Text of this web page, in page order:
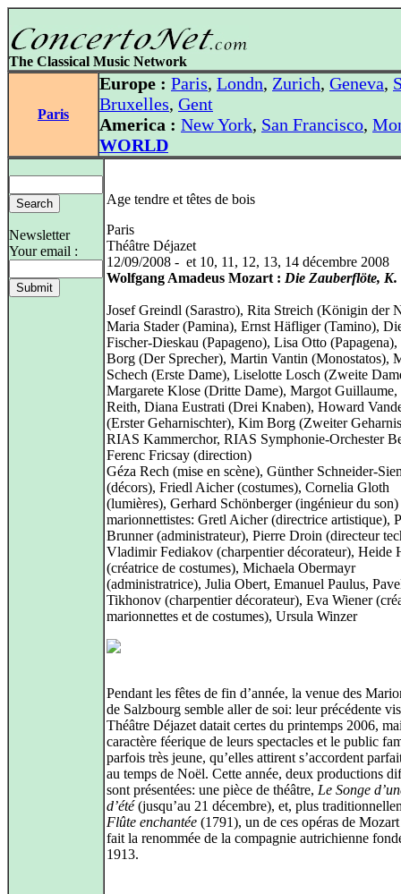
The Classical Music Network
Paris
Europe : Paris, Londn, Zurich, Geneva,
Bruxelles, Gent
America : New York, San Francisco,
WORLD
Newsletter
Your email :
Age tendre et têtes de bois
Paris
Théâtre Déjazet
12/09/2008 - et 10, 11, 12, 13, 14 décembre 2008
Wolfgang Amadeus Mozart : Die Zauberflöte, K.
Josef Greindl (Sarastro), Rita Streich (Königin der
Maria Stader (Pamina), Ernst Häfliger (Tamino),
Fischer-Dieskau (Papageno), Lisa Otto
Borg (Der Sprecher), Martin Vantin (Monostatos),
Schech (Erste Dame), Liselotte Losch (Zweite
Margarete Klose (Dritte Dame), Margot Guillaume,
Reith, Diana Eustrati (Drei Knaben), Howard
(Erster Geharnischter), Kim Borg (Zweiter
RIAS Kammerchor, RIAS Symphonie-Orchester
Ferenc Fricsay (direction)
Géza Rech (mise en scène), Günther Schneider-
(décors), Friedl Aicher (costumes), Cornelia Gloth
(lumières), Gerhard Schönberger (ingénieur du
marionnettistes: Gretl Aicher (directrice artistique),
Brunner (administrateur), Pierre Droin (directeur
Vladimir Fediakov (charpentier décorateur), Heide
(créatrice de costumes), Michaela Obermayr
(administratrice), Julia Obert, Emanuel Paulus,
Tikhonov (charpentier décorateur), Eva Wiener
marionnettes et de costumes), Ursula Winzer
Pendant les fêtes de fin d’année, la venue des
de Salzbourg semble aller de soi: leur précédente
Théâtre Déjazet datait certes du printemps 2006,
caractère féerique de leurs spectacles et le public
parfois très jeune, qu’elles attirent s’accordent
au temps de Noël. Cette année, deux productions
sont présentées: une pièce de théâtre, Le Songe
d’été(jusqu’au 21 décembre), et, plus
Flûte enchantée (1791), un de ces opéras de
fait la renommée de la compagnie autrichienne
1913.